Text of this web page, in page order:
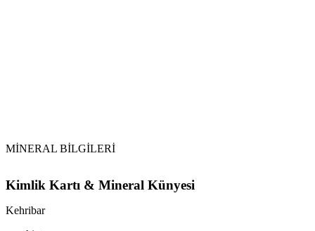
MİNERAL BİLGİLERİ
Kimlik Kartı & Mineral Künyesi
Kehribar